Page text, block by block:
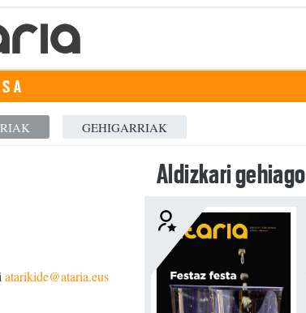
GEHIGARRIAK
atarikide@ataria.eus
Aldizkari gehiago